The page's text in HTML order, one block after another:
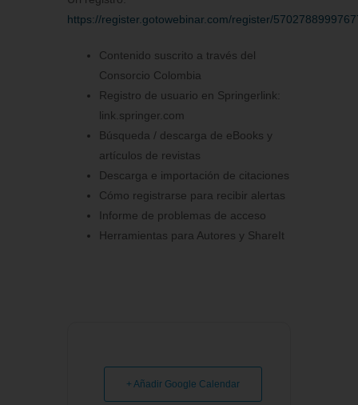
https://register.gotowebinar.com/register/
Contenido suscrito a través del
Consorcio Colombia
Registro de usuario en Springerlink:
link.springer.com
Búsqueda / descarga de eBooks y
artículos de revistas
Descarga e importación de citaciones
Cómo registrarse para recibir alertas
Informe de problemas de acceso
Herramientas para Autores y ShareIt
+ Añadir Google Calendar